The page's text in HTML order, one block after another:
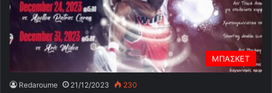
ΜΠΑΣΚΕΤ
Redaroume 21/12/2023 230